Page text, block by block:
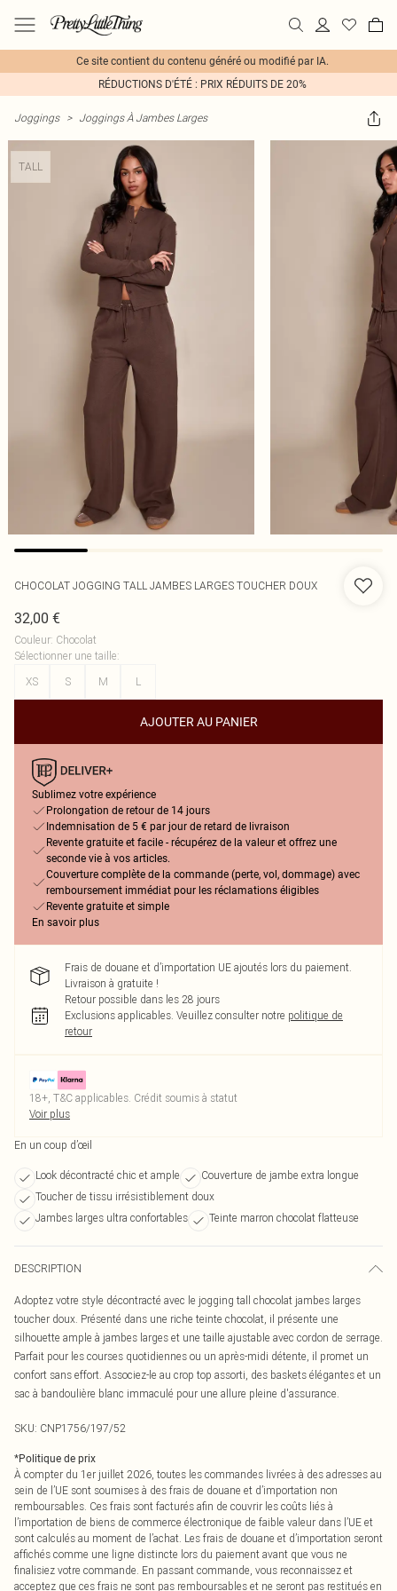
Ce site contient du contenu généré ou modifié par IA.
RÉDUCTIONS D'ÉTÉ : PRIX RÉDUITS DE 20%
Joggings > Joggings À Jambes Larges
TALL
CHOCOLAT JOGGING TALL JAMBES LARGES TOUCHER DOUX
32,00 €
Couleur: Chocolat
Sélectionner une taille:
XS
S M L
AJOUTER AU PANIER
Sublimez votre expérience
Prolongation de retour de 14 jours
Indemnisation de 5 € par jour de retard de livraison
Revente gratuite et facile - récupérez de la valeur et offrez une
seconde vie à vos articles.
Couverture complète de la commande (perte, vol, dommage) avec
remboursement immédiat pour les réclamations éligibles
Revente gratuite et simple
En savoir plus
Frais de douane et d’importation UE ajoutés lors du paiement.
Livraison à gratuite !
Retour possible dans les 28 jours
Exclusions applicables. Veuillez consulter notre politique de
retour
18+, T&C applicables. Crédit soumis à statut
Voir plus
En un coup d’œil
Look décontracté chic et ample
Couverture de jambe extra longue
Toucher de tissu irrésistiblement doux
Jambes larges ultra confortables
Teinte marron chocolat flatteuse
DESCRIPTION
Adoptez votre style décontracté avec le jogging tall chocolat jambes larges
toucher doux. Présenté dans une riche teinte chocolat, il présente une
silhouette ample à jambes larges et une taille ajustable avec cordon de serrage.
Parfait pour les courses quotidiennes ou un après-midi détente, il promet un
confort sans effort. Associez-le au crop top assorti, des baskets élégantes et un
sac à bandoulière blanc immaculé pour une allure pleine d'assurance.
SKU: CNP1756/197/52
*Politique de prix
À compter du 1er juillet 2026, toutes les commandes livrées à des adresses au
sein de l’UE sont soumises à des frais de douane et d’importation non
remboursables. Ces frais sont facturés afin de couvrir les coûts liés à
l’importation de biens de commerce électronique de faible valeur dans l’UE et
sont calculés au moment de l’achat. Les frais de douane et d’importation seront
affichés comme une ligne distincte lors du paiement avant que vous ne
finalisiez votre commande. En passant commande, vous reconnaissez et
acceptez que ces frais ne sont pas remboursables et ne seront pas restitués en